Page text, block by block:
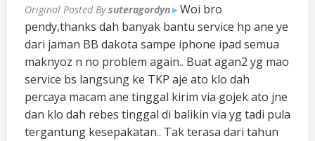
Original Posted Bysuteragordyn►Woi bro
pendy,thanks dah banyak bantu service hp ane ye
dari jaman BB dakota sampe iphone ipad semua
maknyoz n no problem again.. Buat agan2 yg mao
service bs langsung ke TKP aje ato klo dah
percaya macam ane tinggal kirim via gojek ato jne
dan klo dah rebes tinggal di balikin via yg tadi pula
tergantung kesepakatan.. Tak terasa dari tahun